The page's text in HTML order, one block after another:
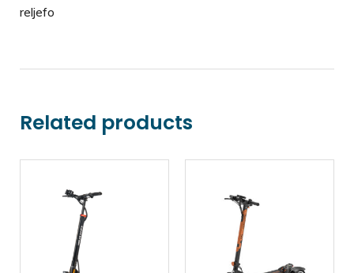
reljefo
Related products